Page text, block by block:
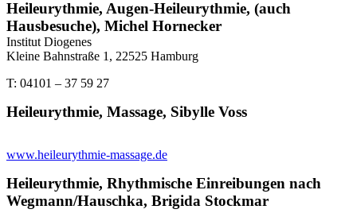
Heileurythmie, Augen-Heileurythmie, (auch
Hausbesuche), Michel Hornecker
Institut Diogenes
Kleine Bahnstraße 1, 22525 Hamburg
T: 04101 – 37 59 27
Heileurythmie, Massage, Sibylle Voss
www.heileurythmie-massage.de
Heileurythmie, Rhythmische Einreibungen nach
Wegmann/Hauschka, Brigida Stockmar